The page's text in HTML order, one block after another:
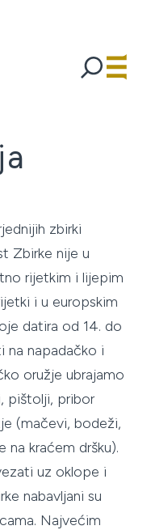
zbirki
Zbirke nije u
rijetkim i lijepim
i u europskim
datira od 14. do
na napadačko i
oružje ubrajamo
pištolji, pribor
(mačevi, bodeži,
na kraćem dršku).
uz oklope i
nabavljani su
Najvećim